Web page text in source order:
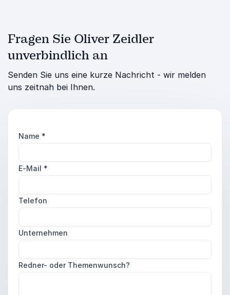
Fragen Sie Oliver Zeidler
unverbindlich an
Senden Sie uns eine kurze Nachricht - wir melden
uns zeitnah bei Ihnen.
Name *
E-Mail *
Telefon
Unternehmen
Redner- oder Themenwunsch?